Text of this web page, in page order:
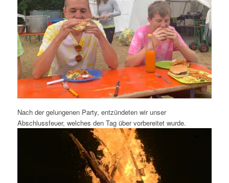
Nach der gelungenen Party, entzündeten wir unser
Abschlussfeuer, welches den Tag über vorbereitet wurde.